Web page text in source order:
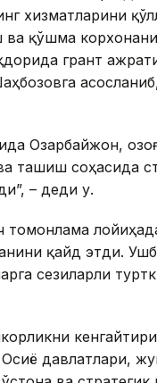
хизматларини
ва қўшма
грант
Озарбайжон,
ташиш соҳасида
– деди у.
томонлама
қайд этди.
сезиларли
давлатлари,